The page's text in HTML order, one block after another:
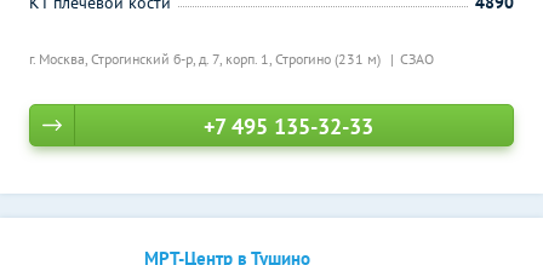
г. Москва, Строгинский б-р, д. 7, корп. 1, Строгино (231 м) СЗАО
+7 495 135-32-33
МРТ-Центр в Тушино